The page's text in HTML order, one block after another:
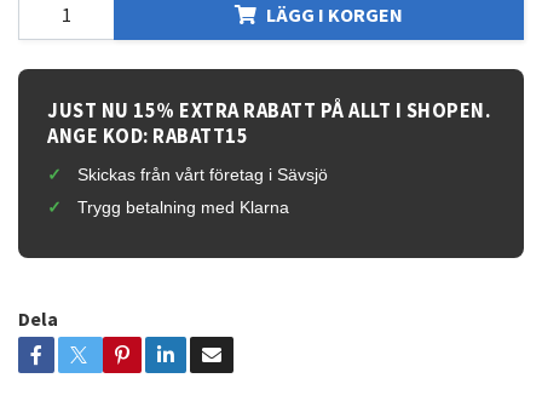
LÄGG I KORGEN
JUST NU 15% EXTRA RABATT PÅ ALLT I SHOPEN.
ANGE KOD: RABATT15
Skickas från vårt företag i Sävsjö
Trygg betalning med Klarna
Dela